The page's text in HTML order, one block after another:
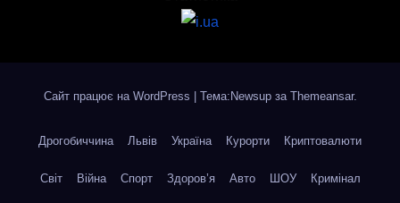
Сайт працює на WordPress Тема:Newsup за Themeansar.
Дрогобиччина Львів Україна Курорти Криптовалюти
Світ Війна Спорт Здоров’я Авто ШОУ Кримінал